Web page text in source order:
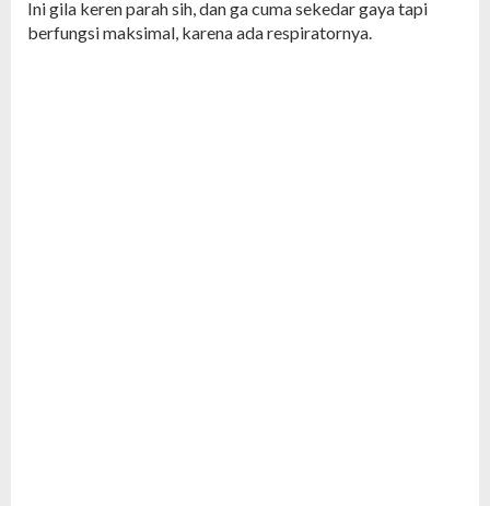
Ini gila keren parah sih, dan ga cuma sekedar gaya tapi
berfungsi maksimal, karena ada respiratornya.